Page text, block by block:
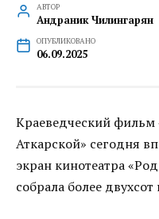
АВТОР
Андраник Чилингарян
ОПУБЛИКОВАНО
06.09.2025
Краеведческий фильм
Аткарской» сегодня
экран кинотеатра
собрала более